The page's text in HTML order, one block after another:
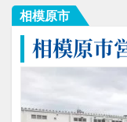
相模原市
相模原市